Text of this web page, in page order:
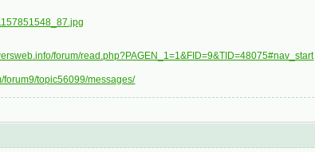
forum/read.php?PAGEN_1=1&FID=9&TID=48075#nav_start
forum9/topic56099/messages/